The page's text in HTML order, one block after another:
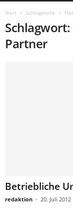
Start Schlagworte
Partner
Betriebliche
redaktion - 20. Juli 2012